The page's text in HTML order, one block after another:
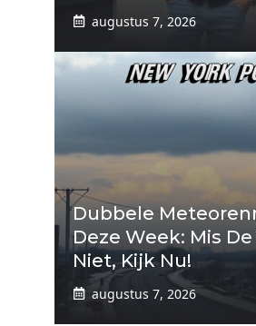
augustus 7, 2026
Dubbele
Deze Week: Mis
Niet, Kijk Nu!
augustus 7, 2026